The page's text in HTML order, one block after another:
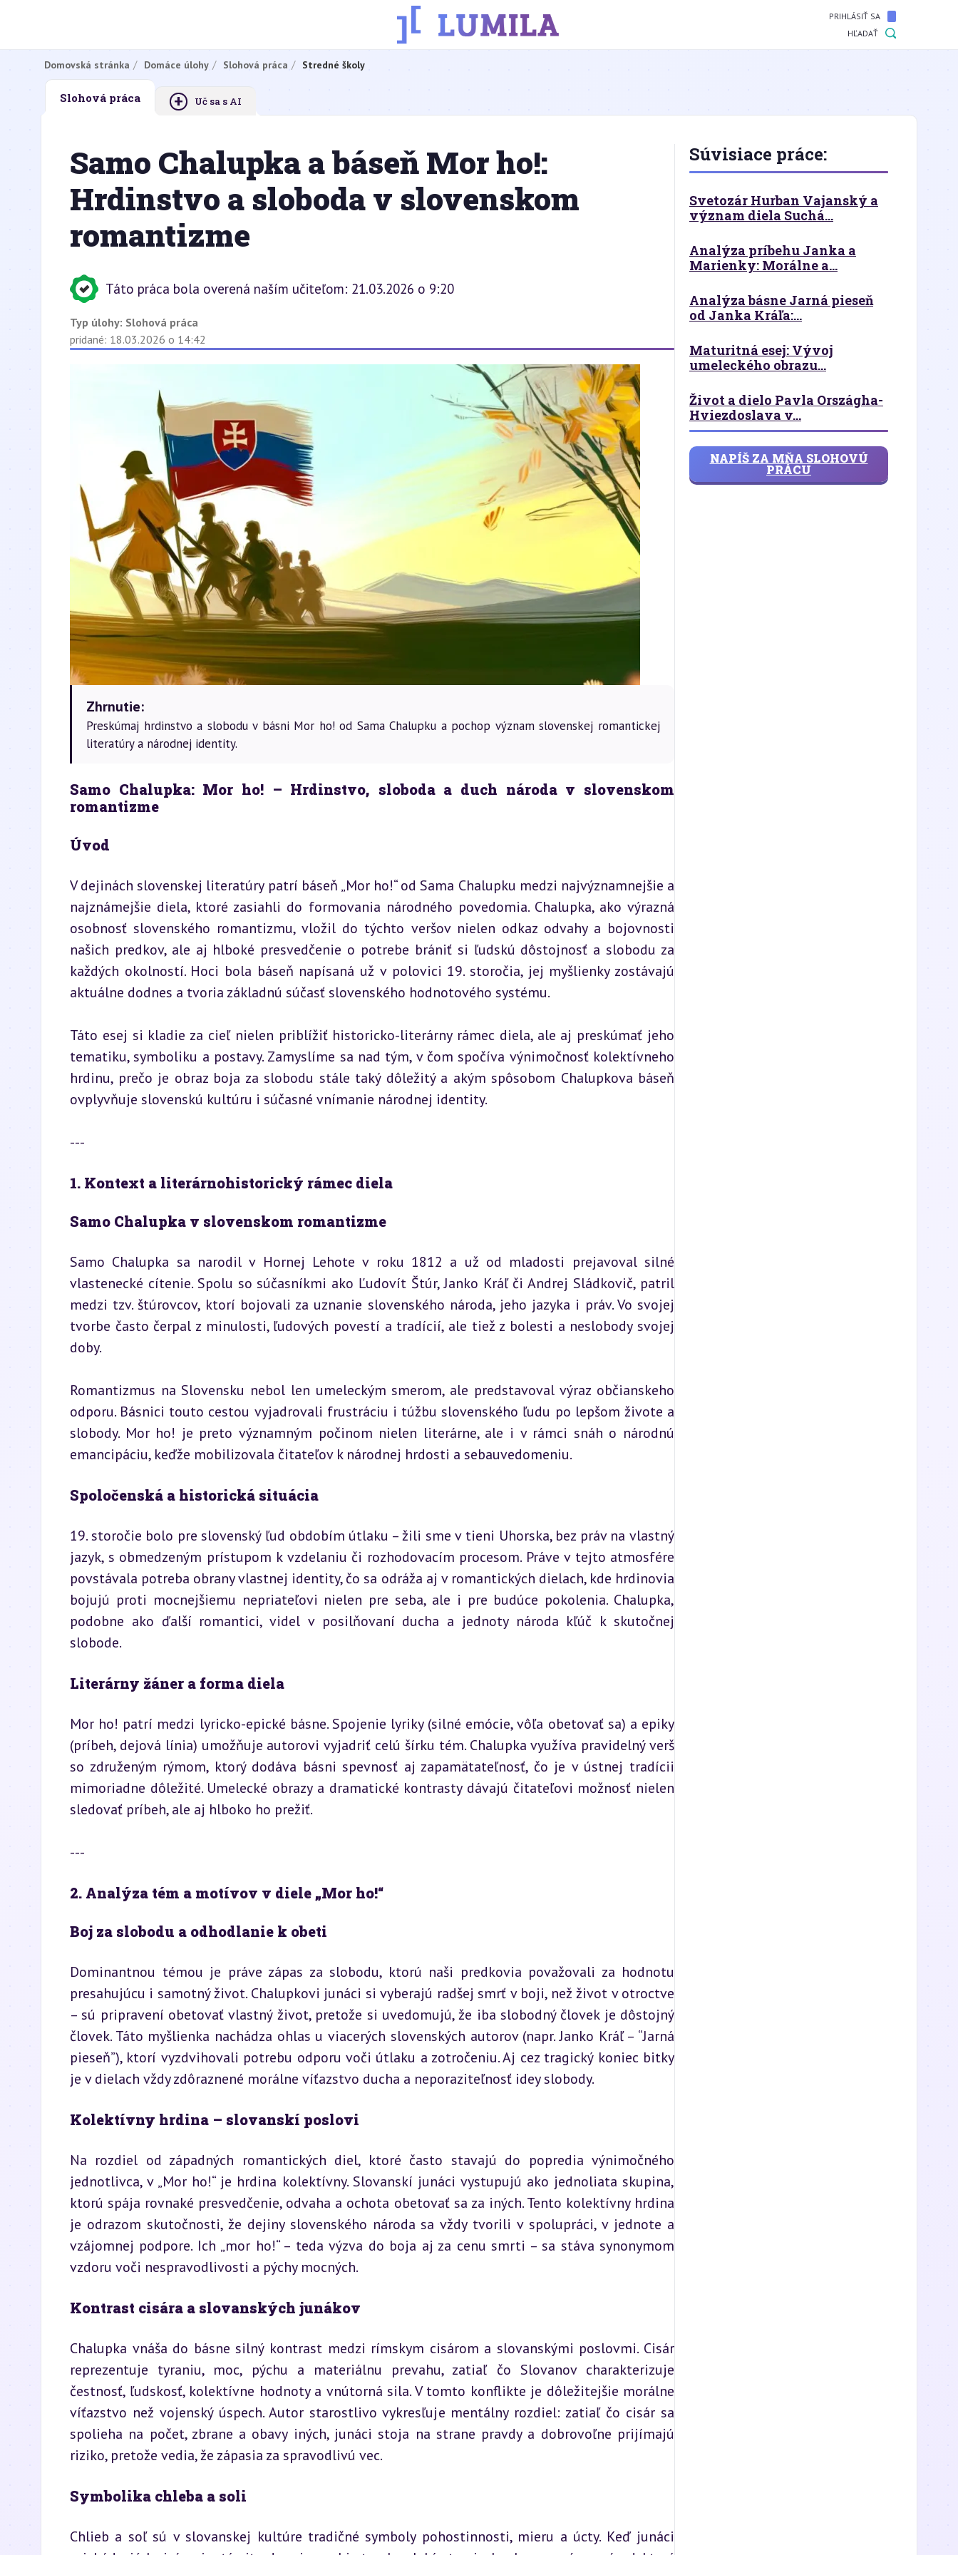
PRIHLÁSIŤ SA
HĽADAŤ
Domovská stránka Domáce úlohy Slohová práca Stredné školy
Slohová práca + Uč sa s AI
Samo Chalupka a báseň Mor ho!:
Hrdinstvo a sloboda v slovenskom
romantizme
Táto práca bola overená naším učiteľom: 21.03.2026 o 9:20
Typ úlohy: Slohová práca
pridané: 18.03.2026 o 14:42
Zhrnutie:
Preskúmaj hrdinstvo a slobodu v básni Mor ho! od Sama Chalupku a pochop význam slovenskej romantickej
literatúry a národnej identity.
Samo Chalupka: Mor ho! – Hrdinstvo, sloboda a duch národa v slovenskom
romantizme
Úvod
V dejinách slovenskej literatúry patrí báseň „Mor ho!“ od Sama Chalupku medzi najvýznamnejšie a
najznámejšie diela, ktoré zasiahli do formovania národného povedomia. Chalupka, ako výrazná
osobnosť slovenského romantizmu, vložil do týchto veršov nielen odkaz odvahy a bojovnosti
našich predkov, ale aj hlboké presvedčenie o potrebe brániť si ľudskú dôstojnosť a slobodu za
každých okolností. Hoci bola báseň napísaná už v polovici 19. storočia, jej myšlienky zostávajú
aktuálne dodnes a tvoria základnú súčasť slovenského hodnotového systému.
Táto esej si kladie za cieľ nielen priblížiť historicko-literárny rámec diela, ale aj preskúmať jeho
tematiku, symboliku a postavy. Zamyslíme sa nad tým, v čom spočíva výnimočnosť kolektívneho
hrdinu, prečo je obraz boja za slobodu stále taký dôležitý a akým spôsobom Chalupkova báseň
ovplyvňuje slovenskú kultúru i súčasné vnímanie národnej identity.
---
1. Kontext a literárnohistorický rámec diela
Samo Chalupka v slovenskom romantizme
Samo Chalupka sa narodil v Hornej Lehote v roku 1812 a už od mladosti prejavoval silné
vlastenecké cítenie. Spolu so súčasníkmi ako Ľudovít Štúr, Janko Kráľ či Andrej Sládkovič, patril
medzi tzv. štúrovcov, ktorí bojovali za uznanie slovenského národa, jeho jazyka i práv. Vo svojej
tvorbe často čerpal z minulosti, ľudových povestí a tradícií, ale tiež z bolesti a neslobody svojej
doby.
Romantizmus na Slovensku nebol len umeleckým smerom, ale predstavoval výraz občianskeho
odporu. Básnici touto cestou vyjadrovali frustráciu i túžbu slovenského ľudu po lepšom živote a
slobody. Mor ho! je preto významným počinom nielen literárne, ale i v rámci snáh o národnú
emancipáciu, keďže mobilizovala čitateľov k národnej hrdosti a sebauvedomeniu.
Spoločenská a historická situácia
19. storočie bolo pre slovenský ľud obdobím útlaku – žili sme v tieni Uhorska, bez práv na vlastný
jazyk, s obmedzeným prístupom k vzdelaniu či rozhodovacím procesom. Práve v tejto atmosfére
povstávala potreba obrany vlastnej identity, čo sa odráža aj v romantických dielach, kde hrdinovia
bojujú proti mocnejšiemu nepriateľovi nielen pre seba, ale i pre budúce pokolenia. Chalupka,
podobne ako ďalší romantici, videl v posilňovaní ducha a jednoty národa kľúč k skutočnej
slobode.
Literárny žáner a forma diela
Mor ho! patrí medzi lyricko-epické básne. Spojenie lyriky (silné emócie, vôľa obetovať sa) a epiky
(príbeh, dejová línia) umožňuje autorovi vyjadriť celú šírku tém. Chalupka využíva pravidelný verš
so združeným rýmom, ktorý dodáva básni spevnosť aj zapamätateľnosť, čo je v ústnej tradícii
mimoriadne dôležité. Umelecké obrazy a dramatické kontrasty dávajú čitateľovi možnosť nielen
sledovať príbeh, ale aj hlboko ho prežiť.
---
2. Analýza tém a motívov v diele „Mor ho!“
Boj za slobodu a odhodlanie k obeti
Dominantnou témou je práve zápas za slobodu, ktorú naši predkovia považovali za hodnotu
presahujúcu i samotný život. Chalupkovi junáci si vyberajú radšej smrť v boji, než život v otroctve
– sú pripravení obetovať vlastný život, pretože si uvedomujú, že iba slobodný človek je dôstojný
človek. Táto myšlienka nachádza ohlas u viacerých slovenských autorov (napr. Janko Kráľ – “Jarná
pieseň”), ktorí vyzdvihovali potrebu odporu voči útlaku a zotročeniu. Aj cez tragický koniec bitky
je v dielach vždy zdôraznené morálne víťazstvo ducha a neporaziteľnosť idey slobody.
Kolektívny hrdina – slovanskí poslovi
Na rozdiel od západných romantických diel, ktoré často stavajú do popredia výnimočného
jednotlivca, v „Mor ho!“ je hrdina kolektívny. Slovanskí junáci vystupujú ako jednoliata skupina,
ktorú spája rovnaké presvedčenie, odvaha a ochota obetovať sa za iných. Tento kolektívny hrdina
je odrazom skutočnosti, že dejiny slovenského národa sa vždy tvorili v spolupráci, v jednote a
vzájomnej podpore. Ich „mor ho!“ – teda výzva do boja aj za cenu smrti – sa stáva synonymom
vzdoru voči nespravodlivosti a pýchy mocných.
Kontrast cisára a slovanských junákov
Chalupka vnáša do básne silný kontrast medzi rímskym cisárom a slovanskými poslovmi. Cisár
reprezentuje tyraniu, moc, pýchu a materiálnu prevahu, zatiaľ čo Slovanov charakterizuje
čestnosť, ľudskosť, kolektívne hodnoty a vnútorná sila. V tomto konflikte je dôležitejšie morálne
víťazstvo než vojenský úspech. Autor starostlivo vykresľuje mentálny rozdiel: zatiaľ čo cisár sa
spolieha na počet, zbrane a obavy iných, junáci stoja na strane pravdy a dobrovoľne prijímajú
riziko, pretože vedia, že zápasia za spravodlivú vec.
Symbolika chleba a soli
Chlieb a soľ sú v slovanskej kultúre tradičné symboly pohostinnosti, mieru a úcty. Keď junáci
Súvisiace práce:
Svetozár Hurban Vajanský a
význam diela Suchá...
Analýza príbehu Janka a
Marienky: Morálne a...
Analýza básne Jarná pieseň
od Janka Kráľa:...
Maturitná esej: Vývoj
umeleckého obrazu...
Život a dielo Pavla Országha-
Hviezdoslava v...
NAPÍŠ ZA MŇA SLOHOVÚ
PRÁCU